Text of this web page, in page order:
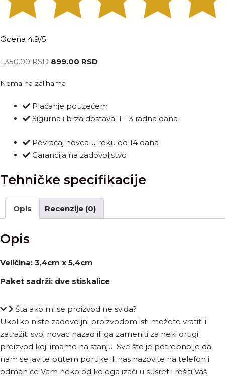
Ocena 4.9/5
1,350.00RSD Originalna
je
1,350.00 RSD.
899.00 RSDTrenutna
Nema na zalihama
Plaćanje pouzećem
Sigurna i brza dostava: 1 - 3 radna dana
Povraćaj novca u roku od 14 dana
Garancija na zadovoljstvo
Tehničke specifikacije
Opis Recenzije (0)
Opis
Veličina: 3,4cm x 5,4cm
Paket sadrži: dve stiskalice
Šta ako mi se proizvod ne sviđa?
Ukoliko niste zadovoljni proizvodom isti možete vratiti i
zatražiti svoj novac nazad ili ga zameniti za neki drugi
proizvod koji imamo na stanju. Sve što je potrebno je da
nam se javite putem poruke ili nas nazovite na telefon i
odmah će Vam neko od kolega izaći u susret i rešiti Vaš